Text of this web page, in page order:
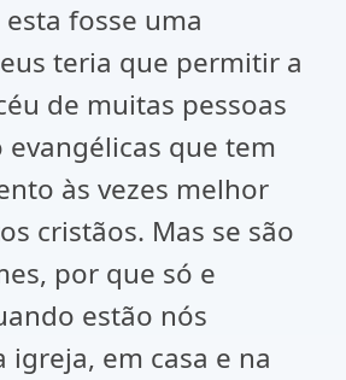
fosse uma
teria que permitir a
de muitas pessoas
evangélicas que tem
às vezes melhor
cristãos. Mas se são
por que só e
estão nós
em casa e na